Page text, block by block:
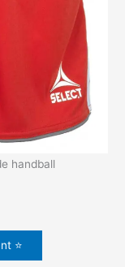
handball
⭐